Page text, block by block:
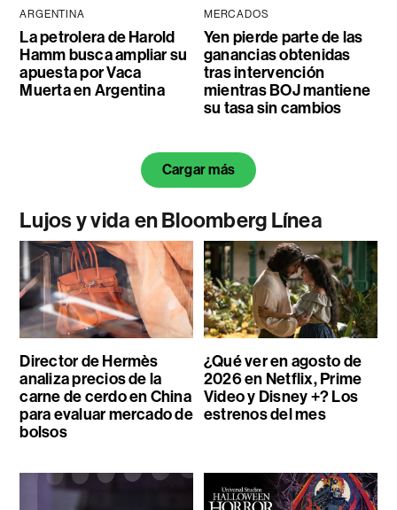
ARGENTINA
La petrolera de Harold
Hamm busca ampliar su
apuesta por Vaca
Muerta en Argentina
MERCADOS
Yen pierde parte de las
ganancias obtenidas
tras intervención
mientras BOJ mantiene
su tasa sin cambios
Cargar más
Lujos y vida en Bloomberg Línea
Director de Hermès
analiza precios de la
carne de cerdo en China
para evaluar mercado de
bolsos
¿Qué ver en agosto de
2026 en Netflix, Prime
Video y Disney +? Los
estrenos del mes